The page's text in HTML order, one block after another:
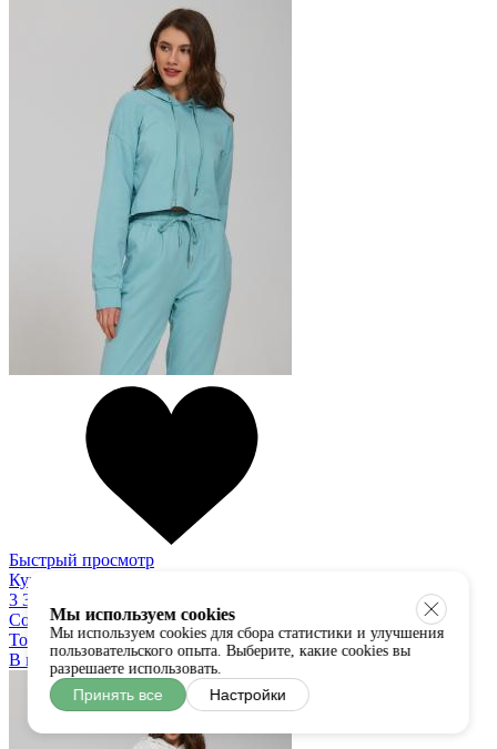
Быстрый просмотр
Купить в один клик
3 300 руб
Coccinella
Толстовка
В наличии:универсальный
Мы используем cookies
Мы используем cookies для сбора статистики и улучшения
пользовательского опыта. Выберите, какие cookies вы
разрешаете использовать.
Принять все Настройки